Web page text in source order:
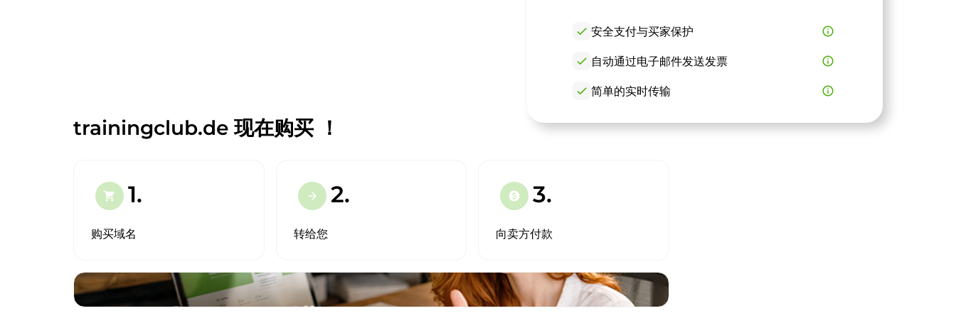
check 安全支付与买家保护 info_outline
check 自动通过电子邮件发送发票 info_outline
check 简单的实时传输 info_outline
trainingclub.de 现在购买 ！
shopping_cart 1.
购买域名
arrow_forward 2.
转给您
paid 3.
向卖方付款